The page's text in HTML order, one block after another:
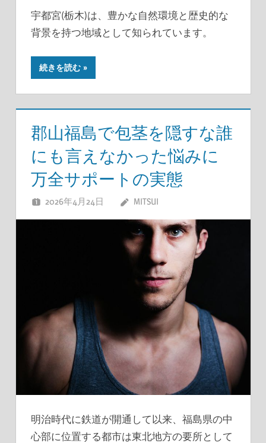
宇都宮(栃木)は、豊かな自然環境と歴史的な
背景を持つ地域として知られています。
続きを読む
郡山福島で包茎を隠すな誰
にも言えなかった悩みに
万全サポートの実態
2026年4月24日 MITSUI
明治時代に鉄道が開通して以来、福島県の中
心部に位置する都市は東北地方の要所として